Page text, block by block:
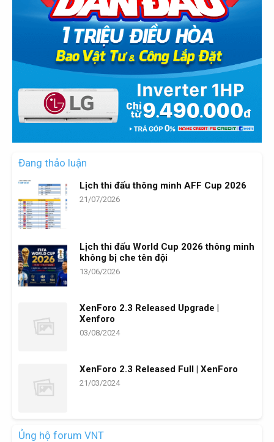
Đang thảo luận
Lịch thi đấu thông minh AFF Cup 2026
21/07/2026
Lịch thi đấu World Cup 2026 thông minh
không bị che tên đội
13/06/2026
XenForo 2.3 Released Upgrade |
Xenforo
03/08/2024
XenForo 2.3 Released Full | XenForo
21/03/2024
Ủng hộ forum VNT